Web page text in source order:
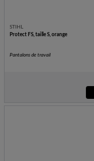
STIHL
Protect FS, taille S, orange
Pantalons de travail